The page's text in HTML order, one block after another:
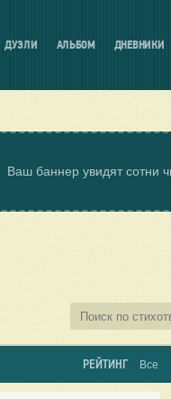
ДУЭЛИ АЛЬБОМ ДНЕВНИКИ
Ваш баннер увидят сотни
РЕЙТИНГ Все